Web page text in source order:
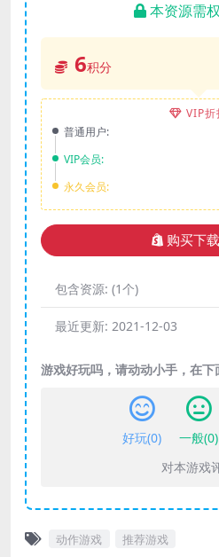
本资源需
6积分
VIP折
普通用户:
VIP会员:
永久会员:
购买下
包含资源: (1个)
最近更新: 2021-12-03
游戏好玩吗，请动动小手，在下
好玩(0) 一般(0)
对本游戏
动作游戏 推荐游戏